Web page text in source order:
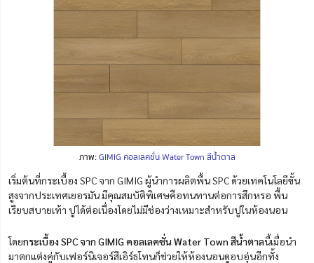
ภาพ:GIMIG คอลเลคชั่น Water Town สีน้ำตาล
เริ่มต้นที่กระเบื้อง SPC จาก GIMIG ผู้นำการผลิตพื้น SPC ด้วยเทคโนโลยีขั้น
สูงจากประเทศเยอรมัน มีคุณสมบัติพิเศษคือทนทานต่อการสึกหรอ พื้น
เรียบสบายเท้า ปูได้ต่อเนื่องโดยไม่มีช่องว่างเหมาะสำหรับปูในห้องนอน
โดยกระเบื้อง SPC จาก GIMIG คอลเลคชั่น Water Town สีน้ำตาลนี้เมื่อนำ
มาตกแต่งคู่กับเฟอร์นิเจอร์สีเอิร์ธโทนก็ช่วยให้ห้องนอนดูอบอุ่นอีกทั้ง